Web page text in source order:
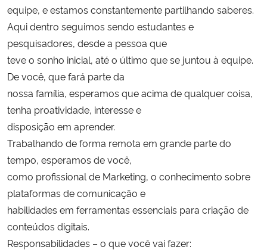
Ministério da Mulher, da Família e dos Direitos Humanos
Secretaria-Geral
Secretaria de Governo
Gabinete de Segurança Institucional
Advocacia-Geral da União
Banco Central do Brasil
Planalto
equipe, e estamos constantemente partilhando saberes.
Aqui dentro seguimos sendo estudantes e
pesquisadores, desde a pessoa que
teve o sonho inicial, até o último que se juntou à equipe.
De você, que fará parte da
nossa família, esperamos que acima de qualquer coisa,
tenha proatividade, interesse e
disposição em aprender.
Trabalhando de forma remota em grande parte do
tempo, esperamos de você,
como profissional de Marketing, o conhecimento sobre
plataformas de comunicação e
habilidades em ferramentas essenciais para criação de
conteúdos digitais.
Responsabilidades – o que você vai fazer: